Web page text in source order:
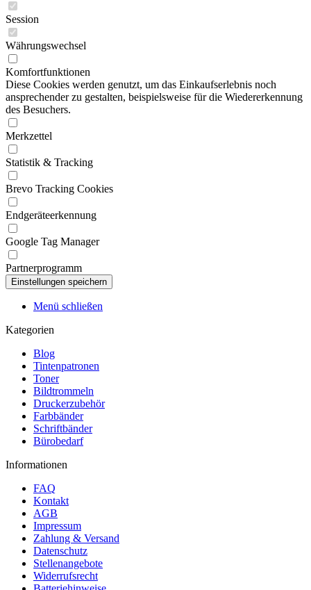
Session
Währungswechsel
Komfortfunktionen
Diese Cookies werden genutzt, um das Einkaufserlebnis noch
ansprechender zu gestalten, beispielsweise für die Wiedererkennung
des Besuchers.
Merkzettel
Statistik & Tracking
Brevo Tracking Cookies
Endgeräteerkennung
Google Tag Manager
Partnerprogramm
Menü schließen
Kategorien
Blog
Tintenpatronen
Toner
Bildtrommeln
Druckerzubehör
Farbbänder
Schriftbänder
Bürobedarf
Informationen
FAQ
Kontakt
AGB
Impressum
Zahlung & Versand
Datenschutz
Stellenangebote
Widerrufsrecht